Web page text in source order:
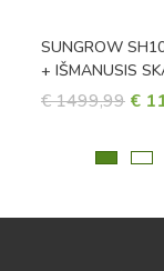
SUNGROW
+ IŠMANUSIS
€1499,99
€
€